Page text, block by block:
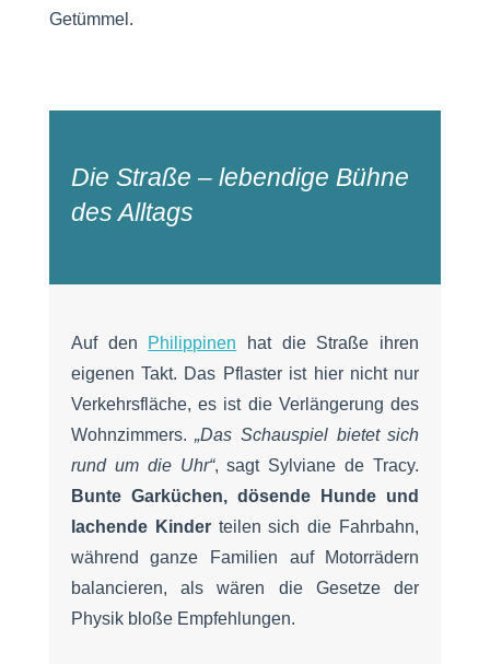
Getümmel.
Die Straße – lebendige Bühne
des Alltags
Auf den Philippinen hat die Straße ihren
eigenen Takt. Das Pflaster ist hier nicht nur
Verkehrsfläche, es ist die Verlängerung des
Wohnzimmers.„Das Schauspiel bietet sich
rund um die Uhr“, sagt Sylviane de Tracy.
Bunte Garküchen, dösende Hunde und
lachende Kinderteilen sich die Fahrbahn,
während ganze Familien auf Motorrädern
balancieren, als wären die Gesetze der
Physik bloße Empfehlungen.